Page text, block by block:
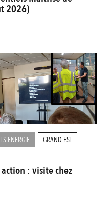
2026)
ENERGIE
GRAND EST
: visite chez